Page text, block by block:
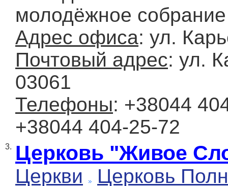
молодёжное
Адрес офиса: ул.
Почтовый адрес: ул.
03061
Телефоны: +38044
+38044 404-25-72
3. Церковь "Живое
Церкви
Церковь